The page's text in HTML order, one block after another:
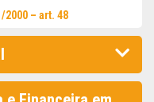
2000 – art. 48